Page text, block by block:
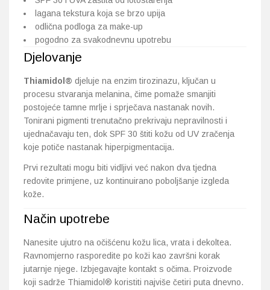
lagana tekstura koja se brzo upija
odlična podloga za make-up
pogodno za svakodnevnu upotrebu
Djelovanje
Thiamidol® djeluje na enzim tirozinazu, ključan u
procesu stvaranja melanina, čime pomaže smanjiti
postojeće tamne mrlje i sprječava nastanak novih.
Tonirani pigmenti trenutačno prekrivaju nepravilnosti i
ujednačavaju ten, dok SPF 30 štiti kožu od UV zračenja
koje potiče nastanak hiperpigmentacija.
Prvi rezultati mogu biti vidljivi već nakon dva tjedna
redovite primjene, uz kontinuirano poboljšanje izgleda
kože.
Način upotrebe
Nanesite ujutro na očišćenu kožu lica, vrata i dekoltea.
Ravnomjerno rasporedite po koži kao završni korak
jutarnje njege. Izbjegavajte kontakt s očima. Proizvode
koji sadrže Thiamidol® koristiti najviše četiri puta dnevno.